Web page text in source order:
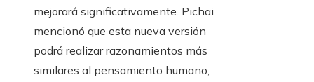
mejorará significativamente. Pichai
mencionó que esta nueva versión
podrá realizar razonamientos más
similares al pensamiento humano,